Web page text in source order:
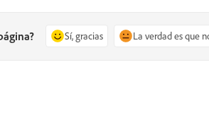
Sí, gracias La verdad es que